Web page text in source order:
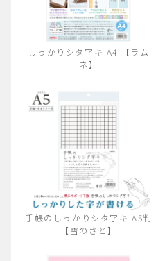
しっかりシタ字キ A4 【ラム
ネ】
手帳のしっかりシタ字キ A5判
【雪のさと】